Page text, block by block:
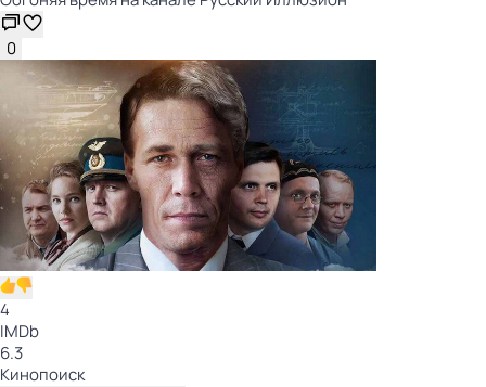
0
4
IMDb
6.3
Кинопоиск